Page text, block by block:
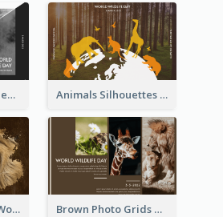
Black And White Zebra World Wildlife Day Greeting Card Animals Silhouettes World Wildlife Day Greeting Card
Lion Photo Brush World Wildlife Day Greeting Card Brown Photo Grids World Wildlife Day Greeting Card